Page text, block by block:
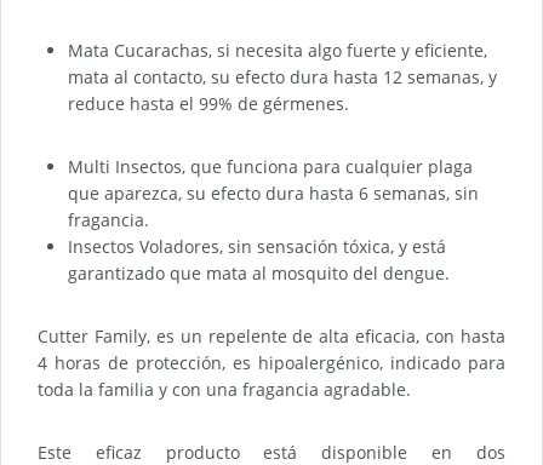
Mata Cucarachas, si necesita algo fuerte y eficiente,
mata al contacto, su efecto dura hasta 12 semanas, y
reduce hasta el 99% de gérmenes.
Multi Insectos, que funciona para cualquier plaga
que aparezca, su efecto dura hasta 6 semanas, sin
fragancia.
Insectos Voladores, sin sensación tóxica, y está
garantizado que mata al mosquito del dengue.
Cutter Family, es un repelente de alta eficacia, con hasta
4 horas de protección, es hipoalergénico, indicado para
toda la familia y con una fragancia agradable.
Este eficaz producto está disponible en dos